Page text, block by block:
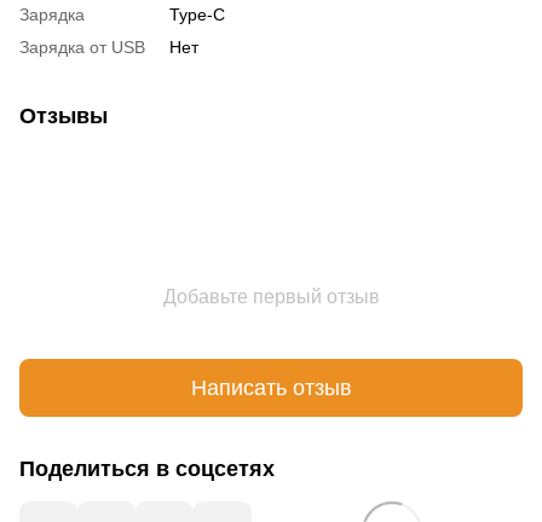
Зарядка
Type-C
Зарядка от USB
Нет
Отзывы
Добавьте первый отзыв
Написать отзыв
Поделиться в соцсетях